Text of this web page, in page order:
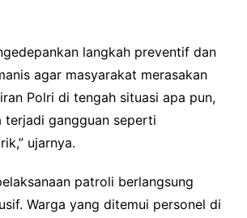
langkah preventif dan
agar masyarakat merasakan
Polri di tengah situasi apa pun,
terjadi gangguan seperti
ujarnya.
patroli berlangsung
Warga yang ditemui personel di